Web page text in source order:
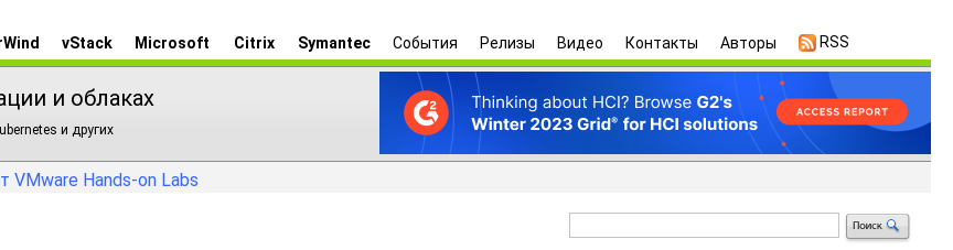
vStack Microsoft Citrix Symantec События Релизы Видео Контакты Авторы RSS
и облаках
и других
VMware Hands-on Labs